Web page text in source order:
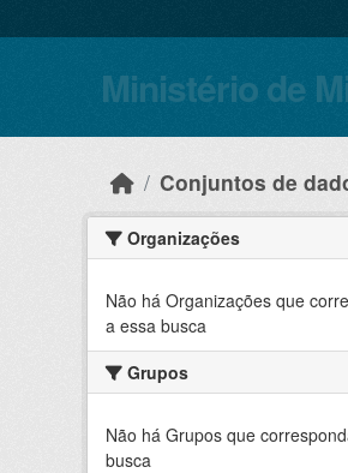
Ministério de
Conjuntos de
Organizações
Não há Organizações que
a essa busca
Grupos
Não há Grupos que
busca